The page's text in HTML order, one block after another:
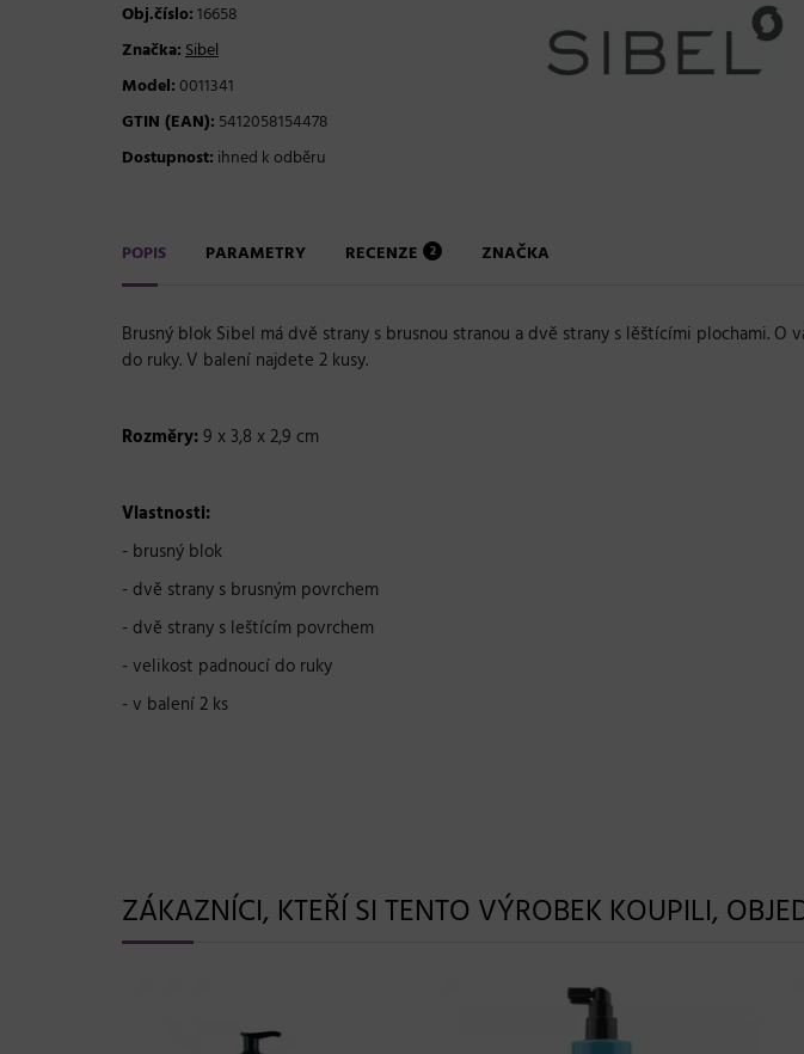
Obj.číslo:16658
Značka:Sibel
Model:0011341
GTIN (EAN): 5412058154478
Dostupnost: ihned k odběru
POPIS PARAMETRY RECENZE 2 ZNAČKA
Brusný blok Sibel má dvě strany s brusnou stranou a dvě strany s lěštícími plochami.
do ruky. V balení najdete 2 kusy.
Rozměry:9 x 3,8 x 2,9 cm
Vlastnosti:
- brusný blok
- dvě strany s brusným povrchem
- dvě strany s leštícím povrchem
- velikost padnoucí do ruky
- v balení 2 ks
ZÁKAZNÍCI, KTEŘÍ SI TENTO VÝROBEK KOUPILI,